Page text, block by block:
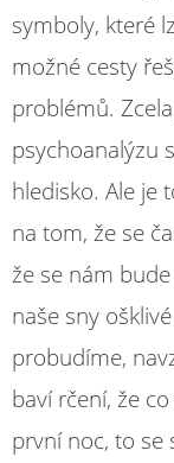
symboly, které
možné cesty
problémů.
psychoanalýzu
hledisko. Ale je
na tom, že se
že se nám
naše sny
probudíme,
baví rčení, že
první noc, to se